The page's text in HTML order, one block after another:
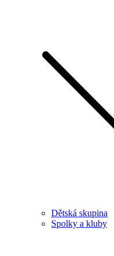
Dětská skupina
Spolky a kluby